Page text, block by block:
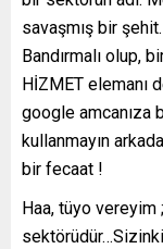
savaşmış bir
Bandırmalı olup,
HİZMET elemanı
google amcanıza
kullanmayın
bir fecaat !
Haa, tüyo vereyim